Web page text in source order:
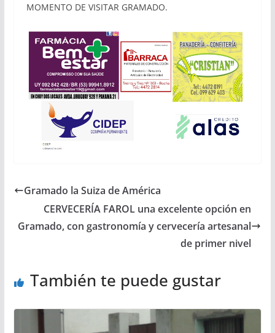
MOMENTO DE VISITAR GRAMADO.
Gramado la Suiza de América
CERVECERÍA FAROL una excelente opción en
Gramado, con gastronomía y cervecería artesanal
de primer nivel
También te puede gustar